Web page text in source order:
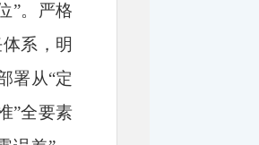
”。严格
系，明
署从“定
”全要素